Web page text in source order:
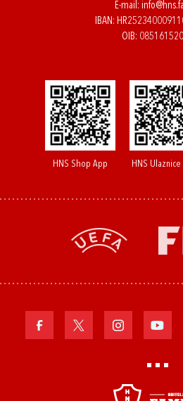
E-mail:
IBAN:
OIB:
HNS Shop App HNS Ulaznice